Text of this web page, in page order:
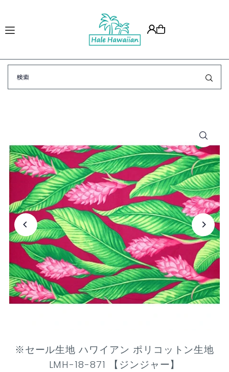
Translation missing: ja.accessibility.skip_to_text
※セール生地 ハワイアン ポリコットン生地
LMH-18-871 【ジンジャー】